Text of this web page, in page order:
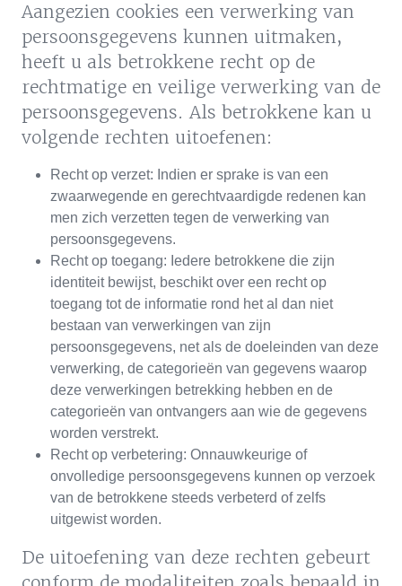
Aangezien cookies een verwerking van
persoonsgegevens kunnen uitmaken,
heeft u als betrokkene recht op de
rechtmatige en veilige verwerking van de
persoonsgegevens. Als betrokkene kan u
volgende rechten uitoefenen:
Recht op verzet: Indien er sprake is van een
zwaarwegende en gerechtvaardigde redenen kan
men zich verzetten tegen de verwerking van
persoonsgegevens.
Recht op toegang: Iedere betrokkene die zijn
identiteit bewijst, beschikt over een recht op
toegang tot de informatie rond het al dan niet
bestaan van verwerkingen van zijn
persoonsgegevens, net als de doeleinden van deze
verwerking, de categorieën van gegevens waarop
deze verwerkingen betrekking hebben en de
categorieën van ontvangers aan wie de gegevens
worden verstrekt.
Recht op verbetering: Onnauwkeurige of
onvolledige persoonsgegevens kunnen op verzoek
van de betrokkene steeds verbeterd of zelfs
uitgewist worden.
De uitoefening van deze rechten gebeurt